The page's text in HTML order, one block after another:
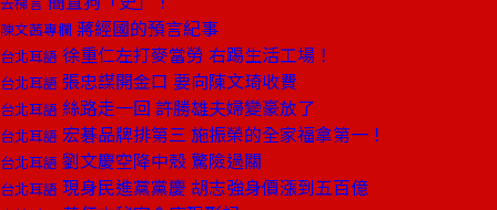
陳文茜專欄 蔣經國的預言紀事
台北耳語 徐重仁左打麥當勞 右踢生活工場！
台北耳語 張忠謀開金口 要向陳文琦收費
台北耳語 絲路走一回 許勝雄夫婦變豪放了
台北耳語 宏碁品牌排第三 施振榮的全家福拿第一！
台北耳語 劉文慶空降中殼 驚險過關
台北耳語 現身民進黨黨慶 胡志強身價漲到五百億